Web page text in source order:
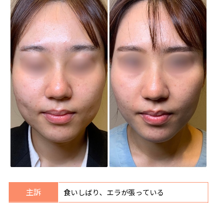
主訴 食いしばり、エラが張っている